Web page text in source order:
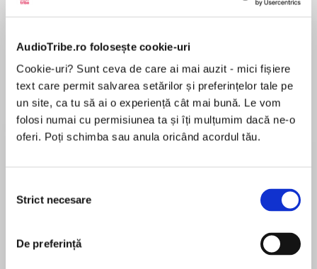
AudioTribe.ro folosește cookie-uri
Cookie-uri? Sunt ceva de care ai mai auzit - mici fișiere
text care permit salvarea setărilor și preferințelor tale pe
un site, ca tu să ai o experiență cât mai bună. Le vom
folosi numai cu permisiunea ta și îți mulțumim dacă ne-o
oferi. Poți schimba sau anula oricând acordul tău.
consimțământului
Strict necesare
De preferință
Despre carte
Călătoria Maiei Tamarin pentru a face rost de
cele necesare pentru a croi rochiile din
zâmbetul soarelui, lacrimile lunii și sângele
stelelor are urmări nebănuite.
iubește, a dispărut – poate pentru totdeauna –,
Toamnă, Maia este silită să îmbrace rochia din
zâmbet de soare și să ia, în secret, locul viitoarei
Recenzii
Superbă lectură! Te ține în suspans de la